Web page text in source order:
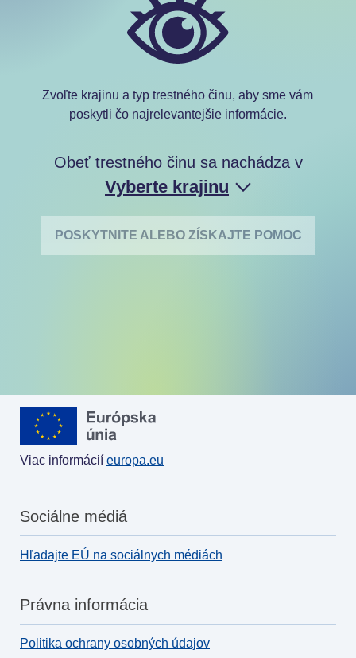
Zvoľte krajinu a typ trestného činu, aby sme vám
poskytli čo najrelevantejšie informácie.
Obeť trestného činu sa nachádza v
Vyberte krajinu
POSKYTNITE ALEBO ZÍSKAJTE POMOC
Viac informácií europa.eu
Sociálne médiá
Hľadajte EÚ na sociálnych médiách
Právna informácia
Politika ochrany osobných údajov